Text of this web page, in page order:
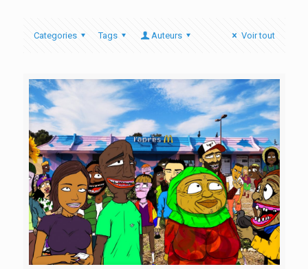
Categories Tags Auteurs Voir tout